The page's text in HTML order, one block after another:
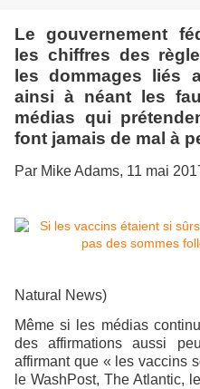
Le gouvernement
les chiffres des
les dommages liés
ainsi à néant les
médias qui
font jamais de mal à
Par Mike Adams, 11 mai
Natural News)
Même si les médias
des affirmations aussi
affirmant que « les vaccins
le WashPost, The Atlantic,